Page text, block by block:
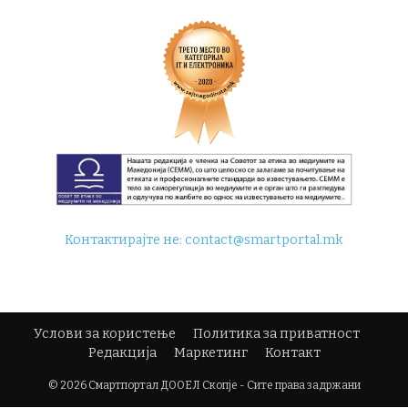
Контактирајте не:contact@smartportal.mk
Услови за користење
Политика за приватност
Редакција
Маркетинг Контакт
© 2026 Смартпортал ДООЕЛ Скопје - Сите права задржани